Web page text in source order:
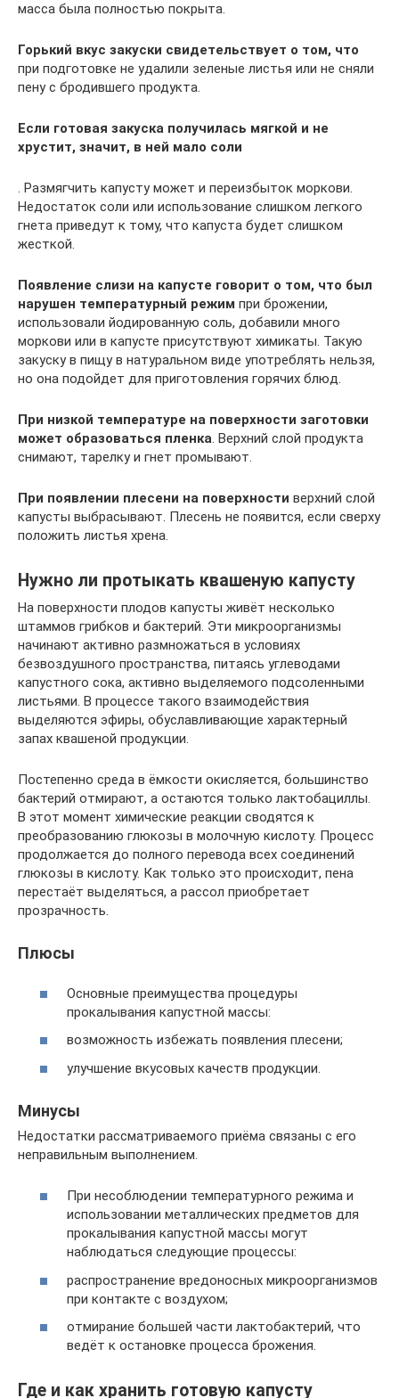
масса была полностью покрыта.
Горький вкус закуски свидетельствует о том, что
при подготовке не удалили зеленые листья или не сняли
пену с бродившего продукта.
Если готовая закуска получилась мягкой и не
хрустит, значит, в ней мало соли
. Размягчить капусту может и переизбыток моркови.
Недостаток соли или использование слишком легкого
гнета приведут к тому, что капуста будет слишком
жесткой.
Появление слизи на капусте говорит о том, что был
нарушен температурный режим при брожении,
использовали йодированную соль, добавили много
моркови или в капусте присутствуют химикаты. Такую
закуску в пищу в натуральном виде употреблять нельзя,
но она подойдет для приготовления горячих блюд.
При низкой температуре на поверхности заготовки
может образоваться пленка. Верхний слой продукта
снимают, тарелку и гнет промывают.
При появлении плесени на поверхности верхний слой
капусты выбрасывают. Плесень не появится, если сверху
положить листья хрена.
Нужно ли протыкать квашеную капусту
На поверхности плодов капусты живёт несколько
штаммов грибков и бактерий. Эти микроорганизмы
начинают активно размножаться в условиях
безвоздушного пространства, питаясь углеводами
капустного сока, активно выделяемого подсоленными
листьями. В процессе такого взаимодействия
выделяются эфиры, обуславливающие характерный
запах квашеной продукции.
Постепенно среда в ёмкости окисляется, большинство
бактерий отмирают, а остаются только лактобациллы.
В этот момент химические реакции сводятся к
преобразованию глюкозы в молочную кислоту. Процесс
продолжается до полного перевода всех соединений
глюкозы в кислоту. Как только это происходит, пена
перестаёт выделяться, а рассол приобретает
прозрачность.
Плюсы
Основные преимущества процедуры
прокалывания капустной массы:
возможность избежать появления плесени;
улучшение вкусовых качеств продукции.
Минусы
Недостатки рассматриваемого приёма связаны с его
неправильным выполнением.
При несоблюдении температурного режима и
использовании металлических предметов для
прокалывания капустной массы могут
наблюдаться следующие процессы:
распространение вредоносных микроорганизмов
при контакте с воздухом;
отмирание большей части лактобактерий, что
ведёт к остановке процесса брожения.
Где и как хранить готовую капусту